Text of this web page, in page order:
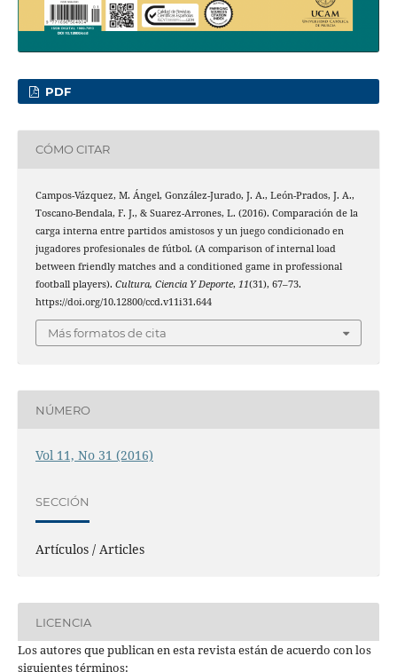
PDF
CÓMO CITAR
Campos-Vázquez, M. Ángel, González-Jurado, J. A., León-Prados, J. A.,
Toscano-Bendala, F. J., & Suarez-Arrones, L. (2016). Comparación de la
carga interna entre partidos amistosos y un juego condicionado en
jugadores profesionales de fútbol. (A comparison of internal load
between friendly matches and a conditioned game in professional
football players). Cultura, Ciencia Y Deporte, 11(31), 67–73.
https://doi.org/10.12800/ccd.v11i31.644
Más formatos de cita
NÚMERO
Vol 11, No 31 (2016)
SECCIÓN
Artículos / Articles
LICENCIA
Los autores que publican en esta revista están de acuerdo con los
siguientes términos: